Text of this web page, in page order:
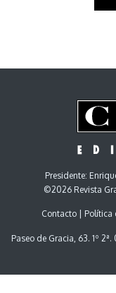
Presidente:
©2026 Revista
Contacto Política
Paseo de Gracia, 63. 1º